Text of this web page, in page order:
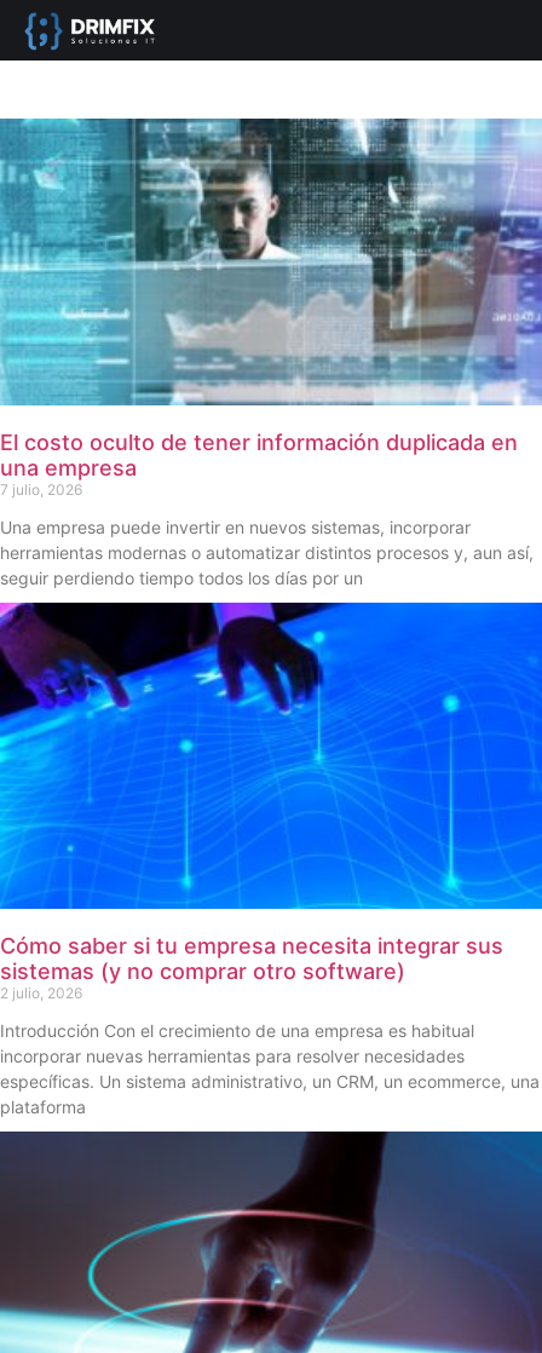
El costo oculto de tener información duplicada en
una empresa
7 julio, 2026
Una empresa puede invertir en nuevos sistemas, incorporar
herramientas modernas o automatizar distintos procesos y, aun así,
seguir perdiendo tiempo todos los días por un
Cómo saber si tu empresa necesita integrar sus
sistemas (y no comprar otro software)
2 julio, 2026
Introducción Con el crecimiento de una empresa es habitual
incorporar nuevas herramientas para resolver necesidades
específicas. Un sistema administrativo, un CRM, un ecommerce, una
plataforma